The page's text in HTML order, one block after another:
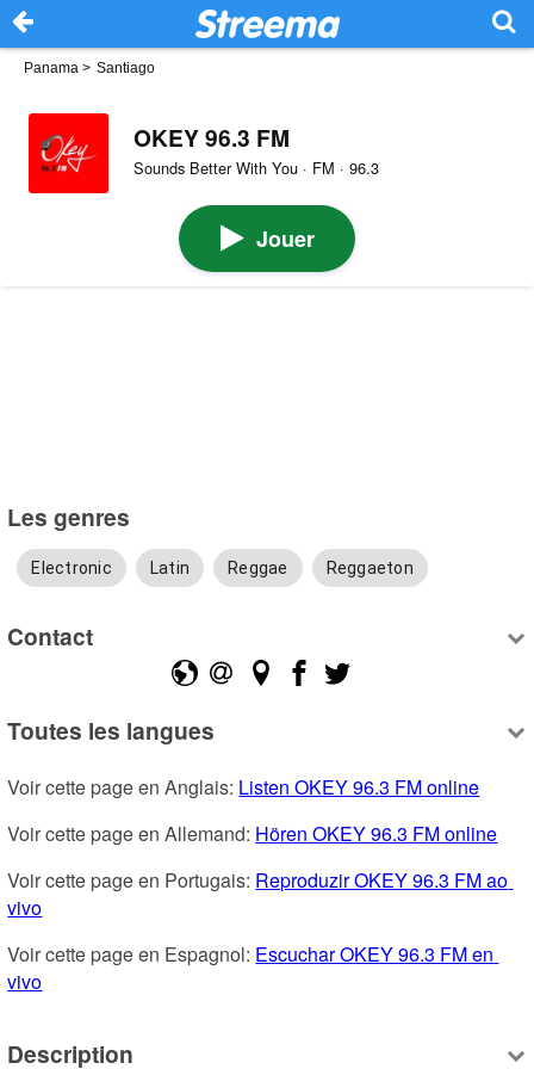
Panama > Santiago
OKEY 96.3 FM
Sounds Better With You · FM · 96.3
Jouer
Les genres
Electronic Latin Reggae Reggaeton
Contact
Toutes les langues
Voir cette page en Anglais: Listen OKEY 96.3 FM online
Voir cette page en Allemand: Hören OKEY 96.3 FM online
Voir cette page en Portugais: Reproduzir OKEY 96.3 FM ao
vivo
Voir cette page en Espagnol: Escuchar OKEY 96.3 FM en
vivo
Description